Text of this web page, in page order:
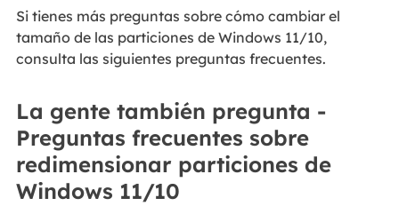
Si tienes más preguntas sobre cómo cambiar el
tamaño de las particiones de Windows 11/10,
consulta las siguientes preguntas frecuentes.
La gente también pregunta -
Preguntas frecuentes sobre
redimensionar particiones de
Windows 11/10